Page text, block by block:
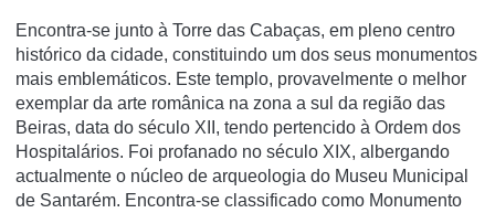
Encontra-se junto à Torre das Cabaças, em pleno centro
histórico da cidade, constituindo um dos seus monumentos
mais emblemáticos. Este templo, provavelmente o melhor
exemplar da arte românica na zona a sul da região das
Beiras, data do século XII, tendo pertencido à Ordem dos
Hospitalários. Foi profanado no século XIX, albergando
actualmente o núcleo de arqueologia do Museu Municipal
de Santarém. Encontra-se classificado como Monumento